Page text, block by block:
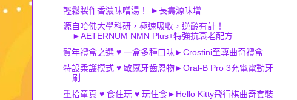
輕鬆製作香濃味噌湯！ ►長壽源味增
源自哈佛大學科研，極速吸收，逆齡有計！
►AETERNUM NMN Plus+特強抗衰老配方
賀年禮盒之選 ♥ 一盒多種口味►Crostini至尊曲奇禮盒
特設柔護模式 ♥ 敏感牙齒恩物►Oral-B Pro 3充電電動牙
刷
重拾童真 ♥ 食住玩 ♥ 玩住食►Hello Kitty飛行棋曲奇套裝